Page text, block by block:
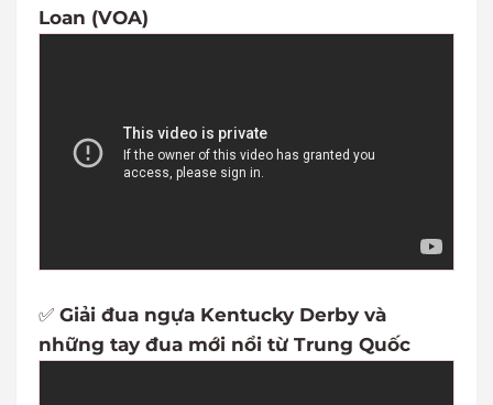
Loan (VOA)
✅ Giải đua ngựa Kentucky Derby và
những tay đua mới nổi từ Trung Quốc